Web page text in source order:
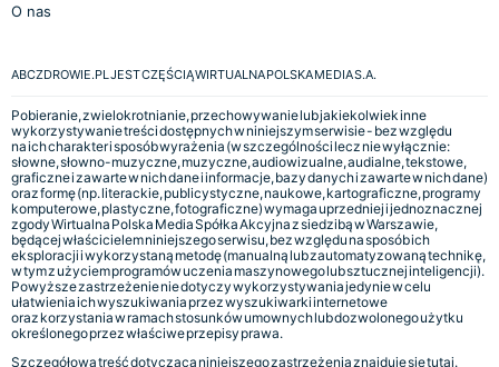
O nas
ABCZDROWIE.PL JEST CZĘŚCIĄ WIRTUALNA POLSKA MEDIA S.A.
Pobieranie, zwielokrotnianie, przechowywanie lub jakiekolwiek inne
wykorzystywanie treści dostępnych w niniejszym serwisie - bez względu
na ich charakter i sposób wyrażenia (w szczególności lecz nie wyłącznie:
słowne, słowno-muzyczne, muzyczne, audiowizualne, audialne, tekstowe,
graficzne i zawarte w nich dane i informacje, bazy danych i zawarte w nich dane)
oraz formę (np. literackie, publicystyczne, naukowe, kartograficzne, programy
komputerowe, plastyczne, fotograficzne) wymaga uprzedniej i jednoznacznej
zgody Wirtualna Polska Media Spółka Akcyjna z siedzibą w Warszawie,
będącej właścicielem niniejszego serwisu, bez względu na sposób ich
eksploracji i wykorzystaną metodę (manualną lub zautomatyzowaną technikę,
w tym z użyciem programów uczenia maszynowego lub sztucznej inteligencji).
Powyższe zastrzeżenie nie dotyczy wykorzystywania jedynie w celu
ułatwienia ich wyszukiwania przez wyszukiwarki internetowe
oraz korzystania w ramach stosunków umownych lub dozwolonego użytku
określonego przez właściwe przepisy prawa.
Szczegółowa treść dotycząca niniejszego zastrzeżenia znajduje siętutaj.